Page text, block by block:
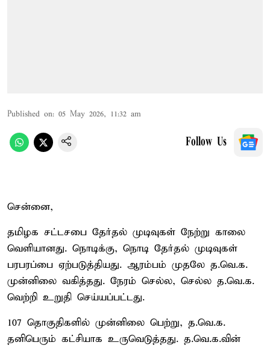
Published on: 05 May 2026, 11:32 am
Follow Us
சென்னை,
தமிழக சட்டசபை தேர்தல் முடிவுகள் நேற்று காலை
வெளியானது. நொடிக்கு, நொடி தேர்தல் முடிவுகள்
பரபரப்பை ஏற்படுத்தியது. ஆரம்பம் முதலே த.வெ.க.
முன்னிலை வகித்தது. நேரம் செல்ல, செல்ல த.வெ.க.
வெற்றி உறுதி செய்யப்பட்டது.
107 தொகுதிகளில் முன்னிலை பெற்று, த.வெ.க.
தனிபெரும் கட்சியாக உருவெடுத்தது. த.வெ.க.வின்